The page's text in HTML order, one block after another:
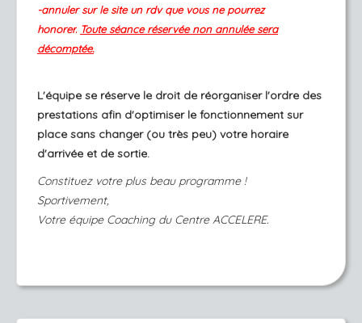
-annuler sur le site un rdv que vous ne pourrez
honorer. Toute séance réservée non annulée sera
décomptée.
L'équipe se réserve le droit de réorganiser l'ordre des
prestations afin d'optimiser le fonctionnement sur
place sans changer (ou très peu) votre horaire
d'arrivée et de sortie.
Constituez votre plus beau programme !
Sportivement,
Votre équipe Coaching du Centre ACCELERE.